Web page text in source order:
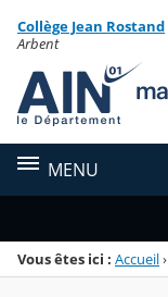
Menu de la
Contenu
Collège Jean Rostand
Arbent
MENU
Vous êtes ici : Accueil›